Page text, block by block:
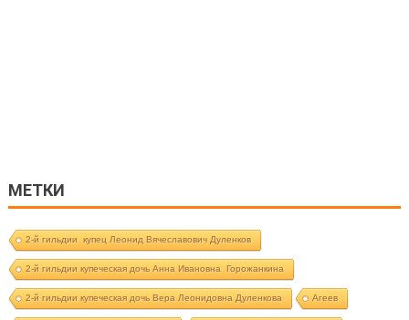
МЕТКИ
2-й гильдии купец Леонид Вячеславович Дуленков
2-й гильдии купеческая дочь Анна Ивановна Горожанкина
2-й гильдии купеческая дочь Вера Леонидовна Дуленкова Агеев